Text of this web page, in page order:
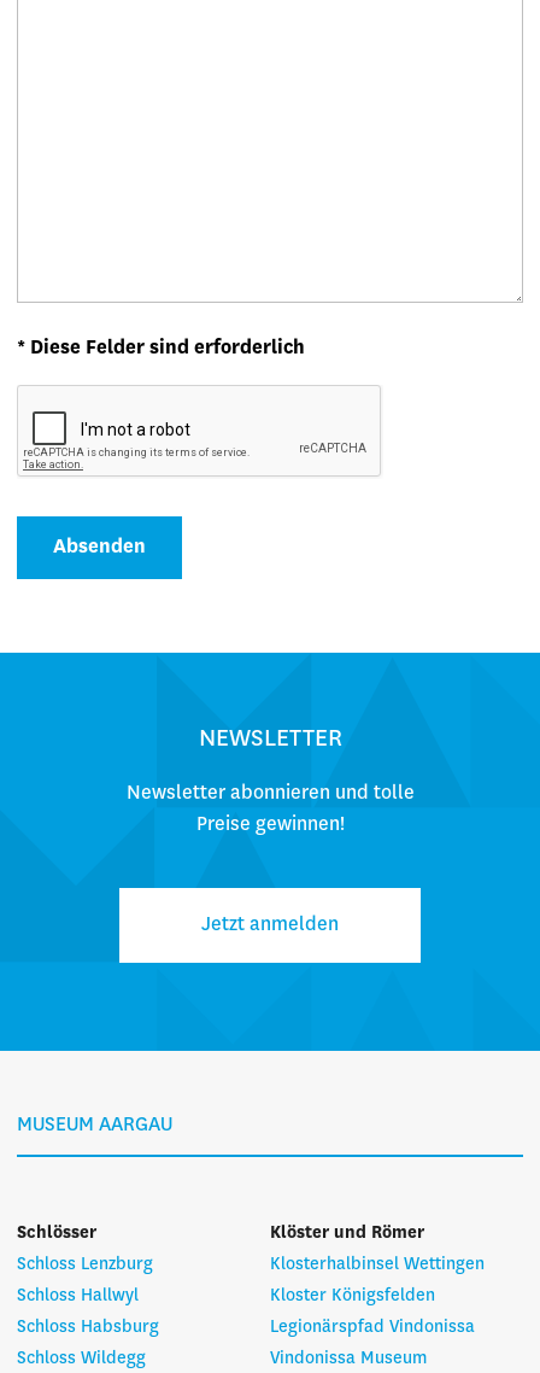
* Diese Felder sind erforderlich
Absenden
NEWSLETTER
Newsletter abonnieren und tolle
Preise gewinnen!
Jetzt anmelden
MUSEUM AARGAU
Schlösser
Schloss Lenzburg
Schloss Hallwyl
Schloss Habsburg
Schloss Wildegg
Klöster und Römer
Klosterhalbinsel Wettingen
Kloster Königsfelden
Legionärspfad Vindonissa
Vindonissa Museum